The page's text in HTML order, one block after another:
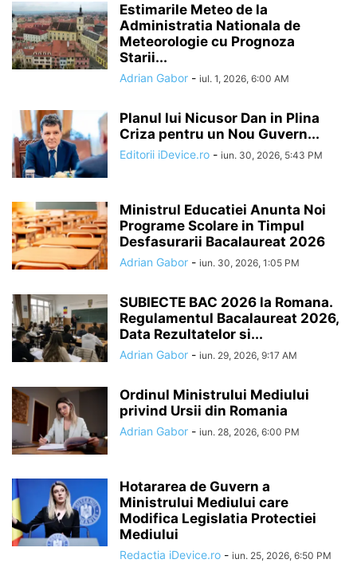
Estimarile Meteo de la
Administratia Nationala de
Meteorologie cu Prognoza
Starii...
Adrian Gabor - iul. 1, 2026, 6:00 AM
Planul lui Nicusor Dan in Plina
Criza pentru un Nou Guvern...
Editorii iDevice.ro - iun. 30, 2026, 5:43 PM
Ministrul Educatiei Anunta Noi
Programe Scolare in Timpul
Desfasurarii Bacalaureat 2026
Adrian Gabor - iun. 30, 2026, 1:05 PM
SUBIECTE BAC 2026 la Romana.
Regulamentul Bacalaureat 2026,
Data Rezultatelor si...
Adrian Gabor - iun. 29, 2026, 9:17 AM
Ordinul Ministrului Mediului
privind Ursii din Romania
Adrian Gabor - iun. 28, 2026, 6:00 PM
Hotararea de Guvern a
Ministrului Mediului care
Modifica Legislatia Protectiei
Mediului
Redactia iDevice.ro - iun. 25, 2026, 6:50 PM